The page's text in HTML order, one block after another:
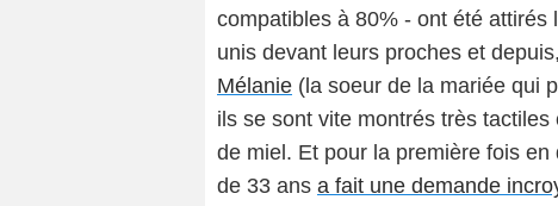
compatibles à 80% - ont été
unis devant leurs proches et
Mélanie (la soeur de la mariée qui
ils se sont vite montrés très
de miel. Et pour la première fois
de 33 ans a fait une demande